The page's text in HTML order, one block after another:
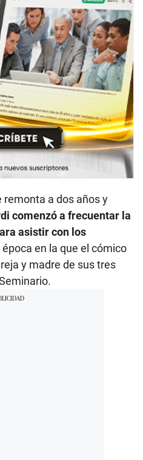
remonta a dos años y
comenzó a frecuentar la
asistir con los
época en la que el cómico
y madre de sus tres